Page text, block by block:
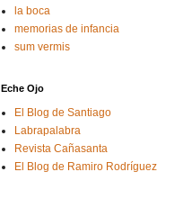
la boca
memorias de infancia
sum vermis
Eche Ojo
El Blog de Santiago
Labrapalabra
Revista Cañasanta
El Blog de Ramiro Rodríguez